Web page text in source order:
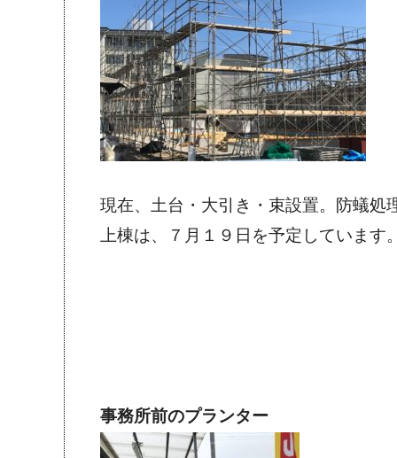
現在、土台・大引き・束設置。防蟻処
上棟は、７月１９日を予定しています
事務所前のプランター